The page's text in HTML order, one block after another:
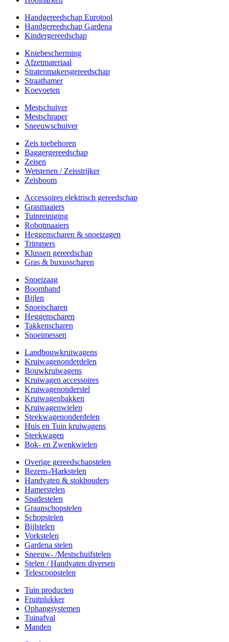
Handgereedschap Eurotool
Handgereedschap Gardena
Kindergereedschap
Kniebescherming
Afzetmateriaal
Stratenmakersgereedschap
Straathamer
Koevoeten
Mestschuiver
Mestschraper
Sneeuwschuiver
Zeis toebehoren
Baggergereedschap
Zeisen
Wetstenen / Zeisstrijker
Zeisboom
Accessoires elektrisch gereedschap
Grasmaaiers
Tuinreiniging
Robotmaaiers
Heggenscharen & snoeizagen
Trimmers
Klussen gereedschap
Gras & buxusscharen
Snoeizaag
Boomband
Bijlen
Snoeischaren
Heggenscharen
Takkenscharen
Snoeimessen
Landbouwkruiwagens
Kruiwagenonderdelen
Bouwkruiwagens
Kruiwagen accessoires
Kruiwagenonderstel
Kruiwagenbakken
Kruiwagenwielen
Steekwagenonderdelen
Huis en Tuin kruiwagens
Steekwagen
Bok- en Zwenkwielen
Overige gereedschapstelen
Bezem-/Harkstelen
Handvaten & stokhouders
Hamerstelen
Spadestelen
Graanschopstelen
Schopstelen
Bijlstelen
Vorkstelen
Gardena stelen
Sneeuw- /Mestschuifstelen
Stelen / Handvaten diversen
Telescoopstelen
Tuin producten
Fruitplukker
Ophangsystemen
Tuinafval
Manden